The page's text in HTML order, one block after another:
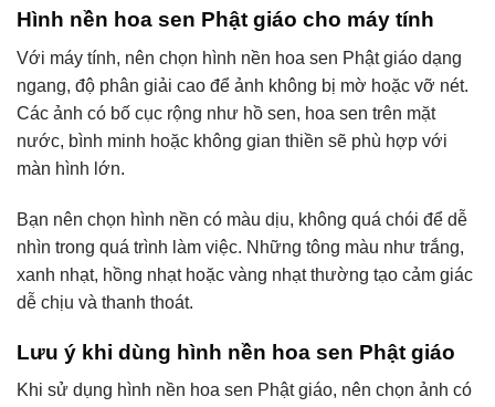
Hình nền hoa sen Phật giáo cho máy tính
Với máy tính, nên chọn hình nền hoa sen Phật giáo dạng
ngang, độ phân giải cao để ảnh không bị mờ hoặc vỡ nét.
Các ảnh có bố cục rộng như hồ sen, hoa sen trên mặt
nước, bình minh hoặc không gian thiền sẽ phù hợp với
màn hình lớn.
Bạn nên chọn hình nền có màu dịu, không quá chói để dễ
nhìn trong quá trình làm việc. Những tông màu như trắng,
xanh nhạt, hồng nhạt hoặc vàng nhạt thường tạo cảm giác
dễ chịu và thanh thoát.
Lưu ý khi dùng hình nền hoa sen Phật giáo
Khi sử dụng hình nền hoa sen Phật giáo, nên chọn ảnh có